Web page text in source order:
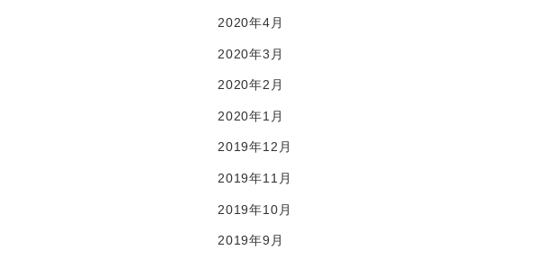
2020年4月
2020年3月
2020年2月
2020年1月
2019年12月
2019年11月
2019年10月
2019年9月